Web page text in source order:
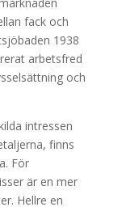
fack och
1938
arbetsfred
och
intressen
finns
För
är en mer
Hellre en